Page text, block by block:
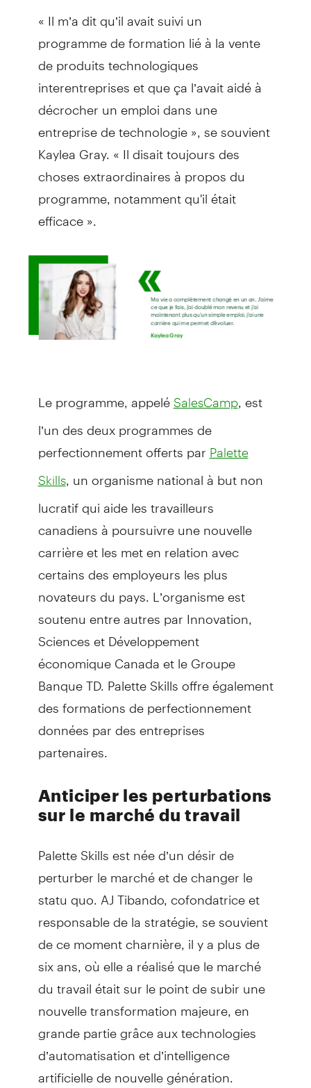
« Il m’a dit qu’il avait suivi un
programme de formation lié à la vente
de produits technologiques
interentreprises et que ça l’avait aidé à
décrocher un emploi dans une
entreprise de technologie », se souvient
Kaylea Gray. « Il disait toujours des
choses extraordinaires à propos du
programme, notamment qu'il était
efficace ».
Le programme, appelé SalesCamp, est
l’un des deux programmes de
perfectionnement offerts par Palette
Skills, un organisme national à but non
lucratif qui aide les travailleurs
canadiens à poursuivre une nouvelle
carrière et les met en relation avec
certains des employeurs les plus
novateurs du pays. L’organisme est
soutenu entre autres par Innovation,
Sciences et Développement
économique Canada et le Groupe
Banque TD. Palette Skills offre également
des formations de perfectionnement
données par des entreprises
partenaires.
Anticiper les perturbations
sur le marché du travail
Palette Skills est née d’un désir de
perturber le marché et de changer le
statu quo. AJ Tibando, cofondatrice et
responsable de la stratégie, se souvient
de ce moment charnière, il y a plus de
six ans, où elle a réalisé que le marché
du travail était sur le point de subir une
nouvelle transformation majeure, en
grande partie grâce aux technologies
d’automatisation et d’intelligence
artificielle de nouvelle génération.